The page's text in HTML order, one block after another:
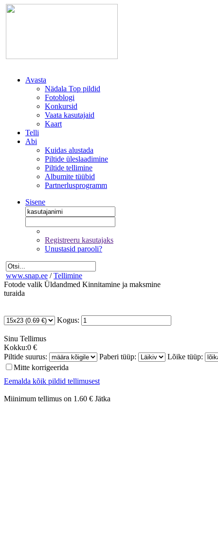
Avasta
Nädala Top pildid
Fotoblogi
Konkursid
Vaata kasutajaid
Kaart
Telli
Abi
Kuidas alustada
Piltide üleslaadimine
Piltide tellimine
Albumite tüübid
Partnerlusprogramm
Sisene
Registreeru kasutajaks
Unustasid parooli?
www.snap.ee / Tellimine
Fotode valik Üldandmed Kinnitamine ja maksmine
turaida
Kogus:
Sinu Tellimus
Kokku:0 €
Piltide suurus:
Paberi tüüp:
Lõike tüüp:
Mitte korrigeerida
Eemalda kõik pildid tellimusest
Miinimum tellimus on 1.60 € Jätka